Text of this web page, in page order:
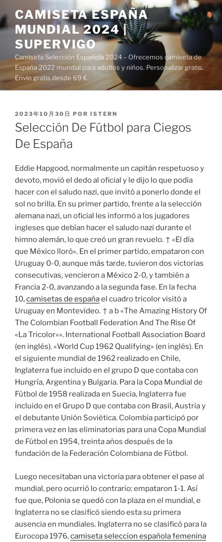
al
contenido
CAMISETA ESPAÑA
MUNDIAL 2024 |
SUPERVIGO
Camiseta Selección Española 2024 – Ofrecemos camiseta de
España 2022 mundial para adultos y niños. Personalizar gratis.
Envío gratis desde 69 €.
PUBLICADO
EL
2023年10月30日 POR ISTERN
Selección De Fútbol para Ciegos
De España
Eddie Hapgood, normalmente un capitán respetuoso y
devoto, movió el dedo al oficial y le dijo lo que podía
hacer con el saludo nazi, que invitó a ponerlo donde el
sol no brilla. En su primer partido, frente a la selección
alemana nazi, un oficial les informó a los jugadores
ingleses que debían hacer el saludo nazi durante el
himno alemán, lo que creó un gran revuelo. ↑ «El día
que México lloró». En el primer partido, empataron con
Uruguay 0-0, aunque más tarde, tuvieron dos victorias
consecutivas, vencieron a México 2-0, y también a
Francia 2-0, avanzando a la segunda fase. En la fecha
10,camisetas de españael cuadro tricolor visitó a
Uruguay en Montevideo. ↑ a b «The Amazing History Of
The Colombian Football Federation And The Rise Of
«La Tricolor»». International Football Association Board
(en inglés). «World Cup 1962 Qualifying» (en inglés). En
el siguiente mundial de 1962 realizado en Chile,
Inglaterra fue incluido en el grupo D que contaba con
Hungría, Argentina y Bulgaria. Para la Copa Mundial de
Fútbol de 1958 realizada en Suecia, Inglaterra fue
incluido en el Grupo D que contaba con Brasil, Austria y
el debutante Unión Soviética. Colombia participó por
primera vez en las eliminatorias para una Copa Mundial
de Fútbol en 1954, treinta años después de la
fundación de la Federación Colombiana de Fútbol.
Luego necesitaban una victoria para obtener el pase al
mundial, pero ocurrió lo contrario: empataron 1-1. Así
fue que, Polonia se quedó con la plaza en el mundial, e
Inglaterra no se clasificó siendo esta su primera
ausencia en mundiales. Inglaterra no se clasificó para la
Eurocopa 1976,camiseta seleccion española femenina